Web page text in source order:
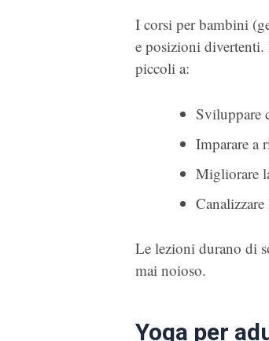
I corsi per bambini
e posizioni divertenti.
piccoli a:
Sviluppare
Imparare a
Migliorare
Le lezioni durano di
mai noioso.
Yoga per